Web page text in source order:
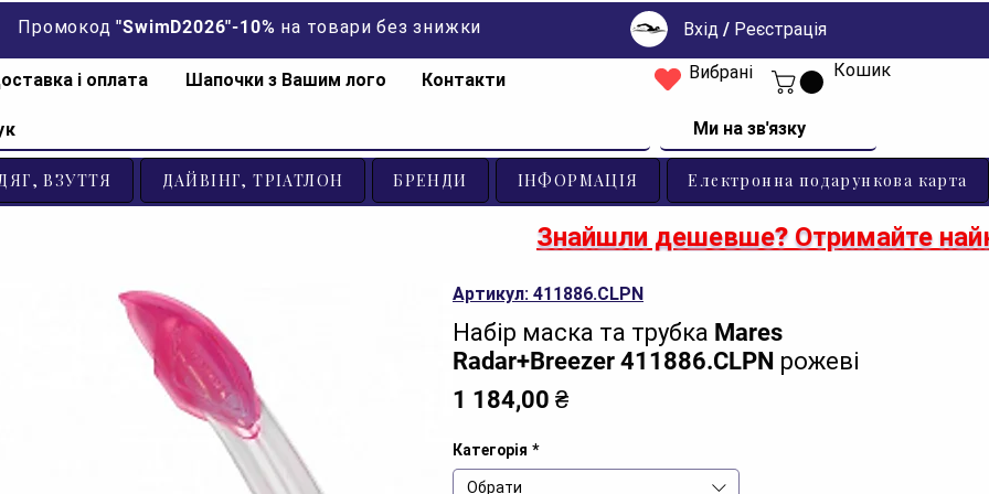
Промокод "SwimD2026"-10% на товари без знижки Вхід / Реєстрація
і оплата Шапочки з Вашим лого Контакти Вибрані Кошик
Ми на зв'язку
ВЗУТТЯ ДАЙВІНГ, ТРІАТЛОН БРЕНДИ ІНФОРМАЦІЯ Електронна подарункова карта
Артикул: 411886.CLPN
Набір маска та трубка Mares
Radar+Breezer 411886.CLPN рожеві
1 184,00 ₴Ціна
Категорія *
Обрати
Знайшли дешевше? Отримайте